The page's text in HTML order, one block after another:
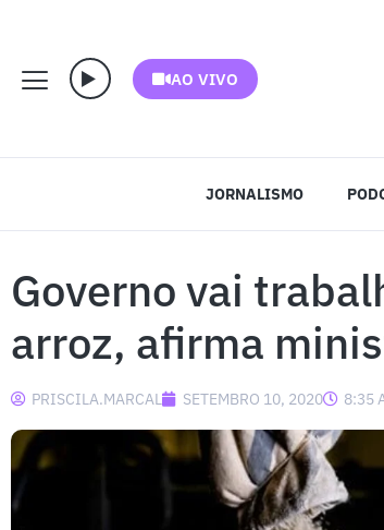
AO VIVO
JORNALISMO
Governo vai
arroz, afirma
PRISCILA.MARCAL SETEMBRO 10, 2020 8:35